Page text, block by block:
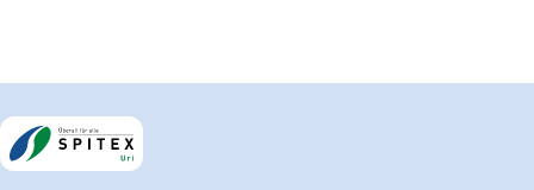
Footerbereich